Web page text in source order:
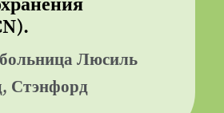
Люсиль
Стэнфорд